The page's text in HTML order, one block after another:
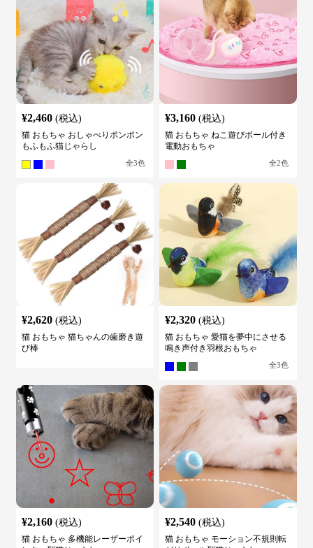
¥2,460 (税込)
猫 おもちゃ おしゃべりポンポン
もふもふ猫じゃらし
全3色
¥3,160 (税込)
猫 おもちゃ ねこ遊びボール付き
電動おもちゃ
全2色
¥2,620 (税込)
猫 おもちゃ 猫ちゃんの歯磨き遊
び棒
¥2,320 (税込)
猫 おもちゃ 愛猫を夢中にさせる
鳴き声付き羽根おもちゃ
全3色
¥2,160 (税込)
猫 おもちゃ 多機能レーザーポイ
¥2,540 (税込)
猫 おもちゃ モーション不規則転